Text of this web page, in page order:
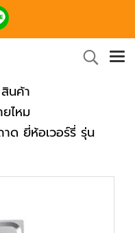
สินค้า
ไหม
ด ยี่ห้อเวอร์รี่ รุ่น